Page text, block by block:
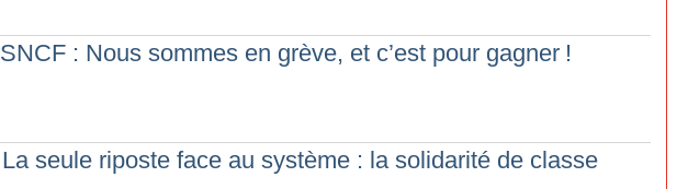
SNCF : Nous sommes en grève, et c’est pour gagner !
La seule riposte face au système : la solidarité de classe